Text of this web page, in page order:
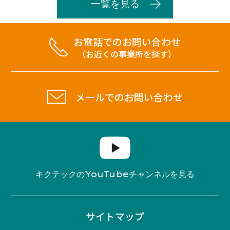
一覧を見る
お電話でのお問い合わせ
（お近くの事業所を探す）
メールでのお問い合わせ
キクテックのYouTubeチャンネルを見る
サイトマップ